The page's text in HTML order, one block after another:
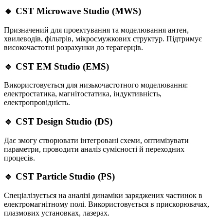
🔹 CST Microwave Studio (MWS)
Призначений для проектування та моделювання антен,
хвилеводів, фільтрів, мікросмужкових структур. Підтримує
високочастотні розрахунки до терагерців.
🔹 CST EM Studio (EMS)
Використовується для низькочастотного моделювання:
електростатика, магнітостатика, індуктивність,
електропровідність.
🔹 CST Design Studio (DS)
Дає змогу створювати інтегровані схеми, оптимізувати
параметри, проводити аналіз сумісності й переходних
процесів.
🔹 CST Particle Studio (PS)
Спеціалізується на аналізі динаміки заряджених частинок в
електромагнітному полі. Використовується в прискорювачах,
плазмових установках, лазерах.